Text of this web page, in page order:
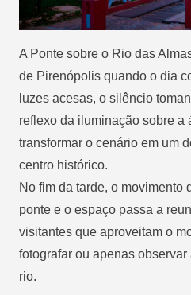
A Ponte sobre o Rio das
de Pirenópolis quando o dia
luzes acesas, o silêncio
reflexo da iluminação sobre a
transformar o cenário em um
centro histórico.
No fim da tarde, o movimento
ponte e o espaço passa a
visitantes que aproveitam o
fotografar ou apenas
rio.